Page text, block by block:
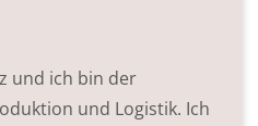
und ich bin der
und Logistik. Ich